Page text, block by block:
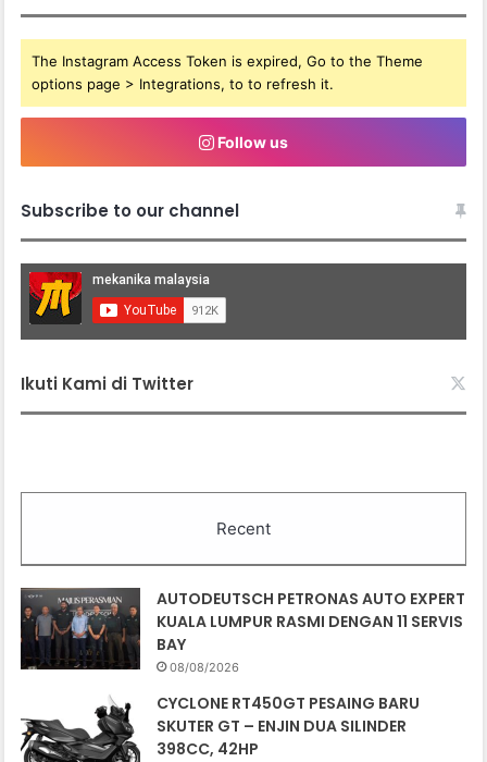
The Instagram Access Token is expired, Go to the Theme
options page > Integrations, to to refresh it.
Follow us
Subscribe to our channel
Ikuti Kami di Twitter
Recent
AUTODEUTSCH PETRONAS AUTO EXPERT
KUALA LUMPUR RASMI DENGAN 11 SERVIS
BAY
08/08/2026
CYCLONE RT450GT PESAING BARU
SKUTER GT – ENJIN DUA SILINDER
398CC, 42HP